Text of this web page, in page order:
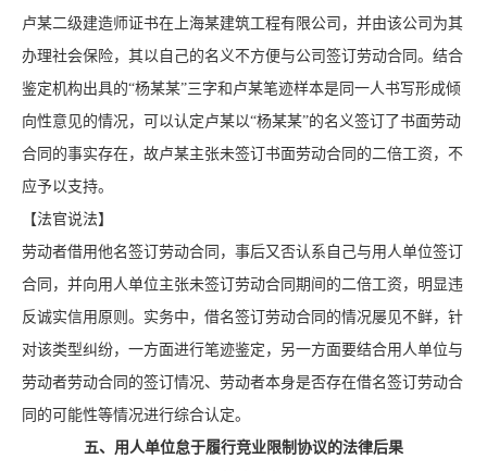
卢某二级建造师证书在上海某建筑工程有限公司，并由该公司为其
办理社会保险，其以自己的名义不方便与公司签订劳动合同。结合
鉴定机构出具的“杨某某”三字和卢某笔迹样本是同一人书写形成倾
向性意见的情况，可以认定卢某以“杨某某”的名义签订了书面劳动
合同的事实存在，故卢某主张未签订书面劳动合同的二倍工资，不
应予以支持。
【法官说法】
劳动者借用他名签订劳动合同，事后又否认系自己与用人单位签订
合同，并向用人单位主张未签订劳动合同期间的二倍工资，明显违
反诚实信用原则。实务中，借名签订劳动合同的情况屡见不鲜，针
对该类型纠纷，一方面进行笔迹鉴定，另一方面要结合用人单位与
劳动者劳动合同的签订情况、劳动者本身是否存在借名签订劳动合
同的可能性等情况进行综合认定。
五、用人单位怠于履行竞业限制协议的法律后果